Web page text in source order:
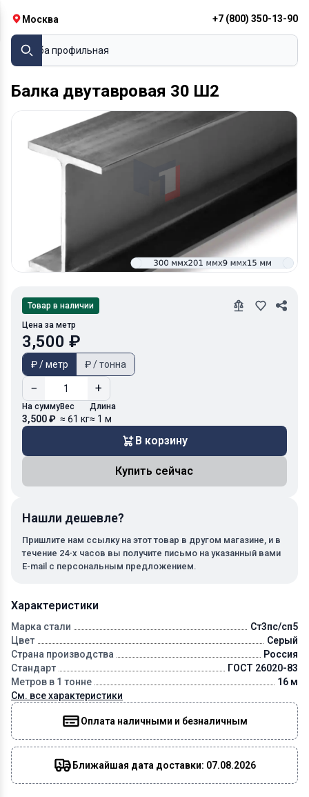
Москва +7 (800) 350-13-90
Труба профильная
Балка двутавровая 30 Ш2
Характеристики
Марка стали
Ст3пс/сп5
Цвет
Серый
Страна производства
Россия
Стандарт
ГОСТ 26020-83
Метров в 1 тонне
16 м
См. все характеристики
Оплата наличными и безналичным
Ближайшая дата доставки: 07.08.2026
Товар в наличии
Цена за метр
3,500 ₽
₽ / метр ₽ / тонна
− +
На сумму
3,500 ₽
Вес
≈ 61 кг
Длина
≈ 1 м
В корзину
Купить сейчас
Нашли дешевле?
Пришлите нам ссылку на этот товар в другом магазине, и в
течение 24-х часов вы получите письмо на указанный вами
E-mail с персональным предложением.